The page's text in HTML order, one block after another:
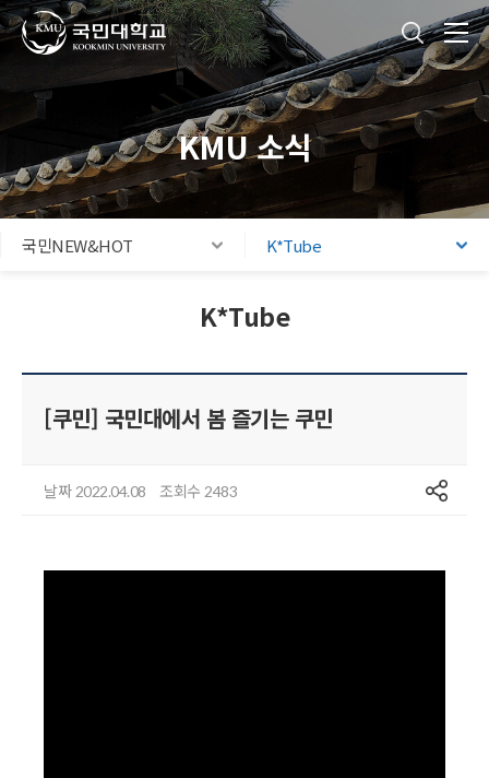
주메뉴 바로가기
본문내용 바로가기
푸터 바로가기
국민대학교
KMU 소식
국민NEW&HOT K*Tube
K*Tube
[쿠민] 국민대에서 봄 즐기는 쿠민
날짜 2022.04.08 조회수 2483 공유